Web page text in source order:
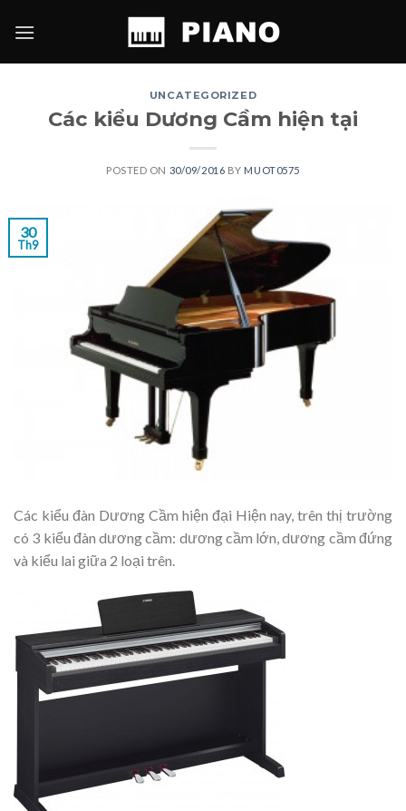
UNCATEGORIZED
Các kiểu Dương Cầm hiện tại
POSTED ON 30/09/2016 BY MUOT0575
30
Th9
Các kiểu đàn Dương Cầm hiện đại Hiện nay, trên thị trường
có 3 kiểu đàn dương cầm: dương cầm lớn, dương cầm đứng
và kiểu lai giữa 2 loại trên.